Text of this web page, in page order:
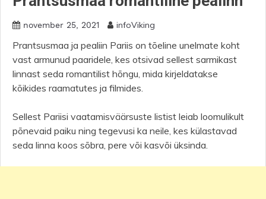
november 25, 2021 infoViking
Prantsusmaa ja pealiin Pariis on tõeline unelmate koht
vast armunud paaridele, kes otsivad sellest sarmikast
linnast seda romantilist hõngu, mida kirjeldatakse
kõikides raamatutes ja filmides.
Sellest Pariisi vaatamisväärsuste listist leiab loomulikult
põnevaid paiku ning tegevusi ka neile, kes külastavad
seda linna koos sõbra, pere või kasvõi üksinda.